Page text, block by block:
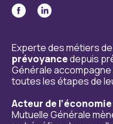
Experte des métiers de
prévoyancedepuis
Générale
toutes les étapes de
Acteur de
Mutuelle Générale